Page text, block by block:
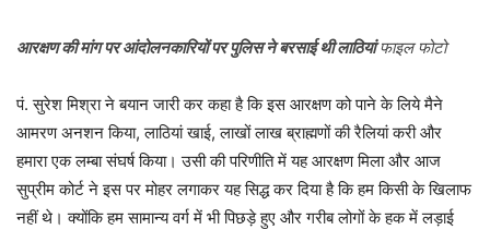
आरक्षण की मांग पर आंदोलनकारियों पर पुलिस ने बरसाई थी लाठियांफाइल फोटो
पं. सुरेश मिश्रा ने बयान जारी कर कहा है कि इस आरक्षण को पाने के लिये मैने
आमरण अनशन किया, लाठियां खाई, लाखों लाख ब्राह्मणों की रैलियां करी और
हमारा एक लम्बा संघर्ष किया। उसी की परिणीति में यह आरक्षण मिला और आज
सुप्रीम कोर्ट ने इस पर मोहर लगाकर यह सिद्ध कर दिया है कि हम किसी के खिलाफ
नहीं थे। क्योंकि हम सामान्य वर्ग में भी पिछड़े हुए और गरीब लोगों के हक में लड़ाई